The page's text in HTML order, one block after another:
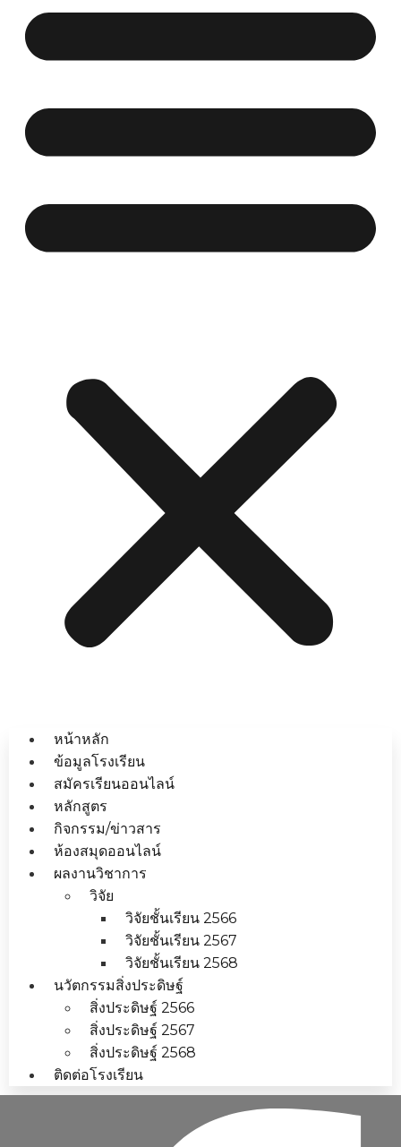
หน้าหลัก
ข้อมูลโรงเรียน
สมัครเรียนออนไลน์
หลักสูตร
กิจกรรม/ข่าวสาร
ห้องสมุดออนไลน์
ผลงานวิชาการ
วิจัย
วิจัยชั้นเรียน 2566
วิจัยชั้นเรียน 2567
วิจัยชั้นเรียน 2568
นวัตกรรมสิ่งประดิษฐ์
สิ่งประดิษฐ์ 2566
สิ่งประดิษฐ์ 2567
สิ่งประดิษฐ์ 2568
ติดต่อโรงเรียน